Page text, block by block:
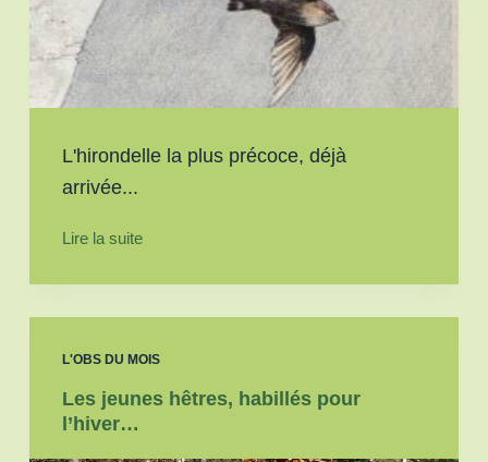
L'hirondelle la plus précoce, déjà
arrivée...
Lire la suite
L'OBS DU MOIS
Les jeunes hêtres, habillés pour
l’hiver…